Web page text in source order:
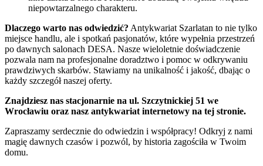
niepowtarzalnego charakteru.
Dlaczego warto nas odwiedzić? Antykwariat Szarlatan to nie tylko
miejsce handlu, ale i spotkań pasjonatów, które wypełnia przestrzeń
po dawnych salonach DESA. Nasze wieloletnie doświadczenie
pozwala nam na profesjonalne doradztwo i pomoc w odkrywaniu
prawdziwych skarbów. Stawiamy na unikalność i jakość, dbając o
każdy szczegół naszej oferty.
Znajdziesz nas stacjonarnie na ul. Szczytnickiej 51 we
Wrocławiu oraz nasz antykwariat internetowy na tej stronie.
Zapraszamy serdecznie do odwiedzin i współpracy! Odkryj z nami
magię dawnych czasów i pozwól, by historia zagościła w Twoim
domu.